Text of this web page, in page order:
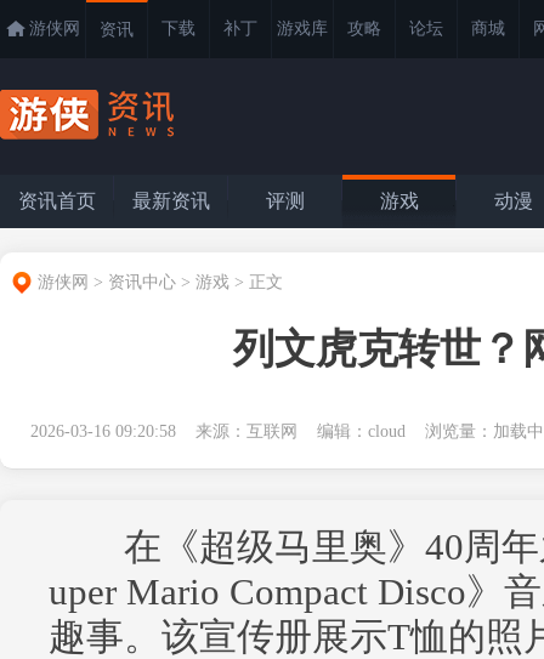
游侠网 资讯 下载 补丁 游戏库 攻略 论坛 商城
资讯首页 最新资讯 评测 游戏 动漫
游侠网 > 资讯中心 > 游戏 > 正文
列文虎克转世？
2026-03-16 09:20:58 来源：互联网 编辑：cloud 浏览量： 加载
在《超级马里奥》40周年
uper Mario Compact Disco》
趣事。该宣传册展示T恤的照